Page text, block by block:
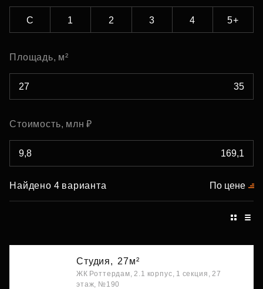
С 1 2 3 4 5+
Площадь, м²
Стоимость, млн ₽
Найдено 4 варианта По цене
Студия, 27м²
ЖК Роттердам, 2.1 корпус, 1 секция, 27
этаж, №190